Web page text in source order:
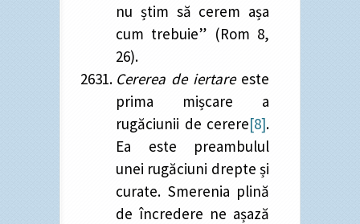
nu știm să cerem așa
cum trebuie” (Rom 8,
26).
Cererea de iertareeste
prima mișcare a
rugăciunii de cerere[8].
Ea este preambulul
unei rugăciuni drepte și
curate. Smerenia plină
de încredere ne așază